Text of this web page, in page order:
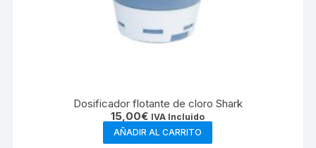
Dosificador flotante de cloro Shark
15,00€ IVA Incluido
AÑADIR AL CARRITO